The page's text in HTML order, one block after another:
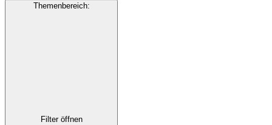
Themenbereich:
Filter öffnen